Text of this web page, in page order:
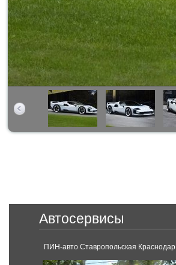
Автосервисы
ПИН-авто Ставропольская Краснодар.